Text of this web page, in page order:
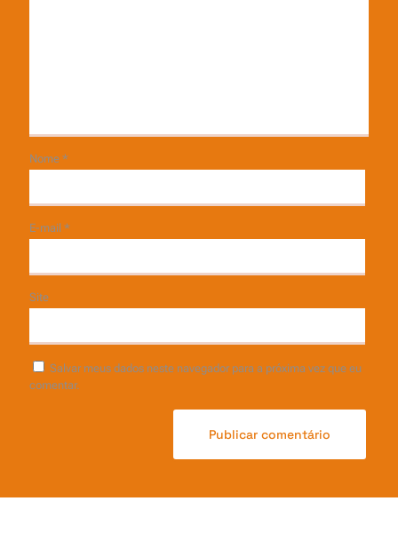
Nome *
E-mail *
Site
Salvar meus dados neste navegador para a próxima vez que eu
comentar.